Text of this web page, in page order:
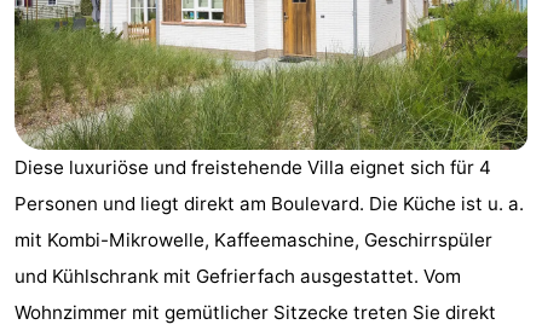
Ferienhäuser
-
Breeduyn
Village
-
Hippodroom
Hotels
Zimmer
(mit
Lastminutes
Diese luxuriöse und freistehende Villa eignet sich für 4
Personen und liegt direkt am Boulevard. Die Küche ist u. a.
mit Kombi-Mikrowelle, Kaffeemaschine, Geschirrspüler
und Kühlschrank mit Gefrierfach ausgestattet. Vom
Wohnzimmer mit gemütlicher Sitzecke treten Sie direkt